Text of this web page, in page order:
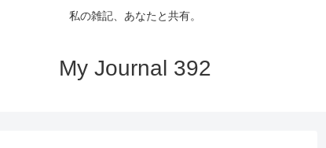
私の雑記、あなたと共有。
My Journal 392